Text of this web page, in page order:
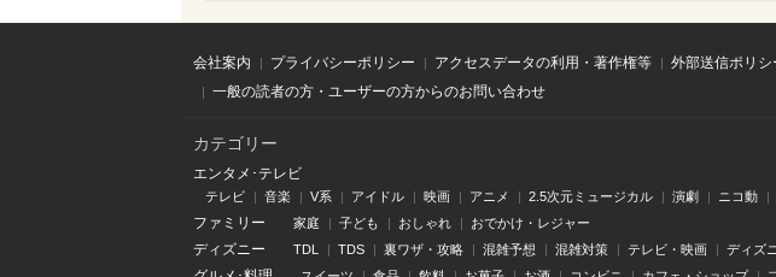
会社案内 プライバシーポリシー アクセスデータの利用・著作権等 外部送信ポリシ
一般の読者の方・ユーザーの方からのお問い合わせ
カテゴリー
エンタメ･テレビ
テレビ 音楽 V系 アイドル 映画 アニメ 2.5次元ミュージカル 演劇 ニコ動
ファミリー 家庭 子ども おしゃれ おでかけ・レジャー
ディズニー TDL TDS 裏ワザ・攻略 混雑予想 混雑対策 テレビ・映画 ディズ